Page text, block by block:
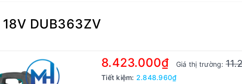
18V DUB363ZV
8.423.000₫ Giá thị trường:
Tiết kiệm: 2.848.960₫